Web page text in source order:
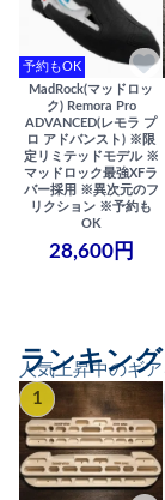
予約もOK
MadRock(マッドロッ
ク) Remora Pro
ADVANCED(レモラ プ
ロ アドバンスト) ※限
定リミテッドモデル ※
マッドロック最強XFラ
バー採用 ※異次元のフ
リクション ※予約も
OK
28,600円
人気上昇中のギ
ランキング
1